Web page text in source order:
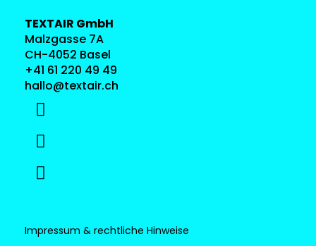
TEXTAIR GmbH
Malzgasse 7A
CH-4052 Basel
+41 61 220 49 49
hallo@textair.ch
Impressum & rechtliche Hinweise